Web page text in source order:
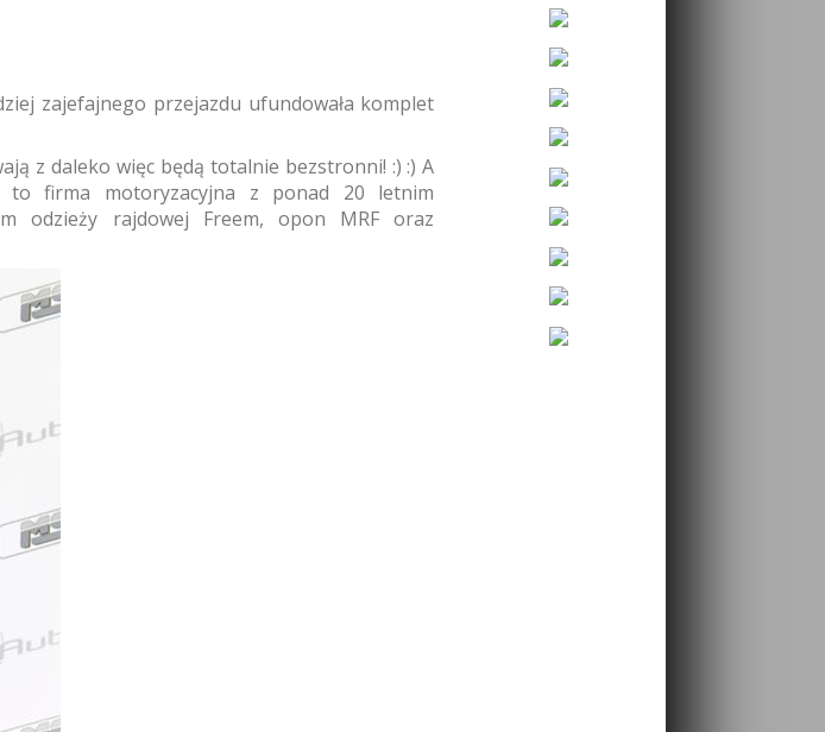
zajefajnego przejazdu ufundowała komplet
z daleko więc będą totalnie bezstronni! :) :) A
to firma motoryzacyjna z ponad 20 letnim
odzieży rajdowej Freem, opon MRF oraz